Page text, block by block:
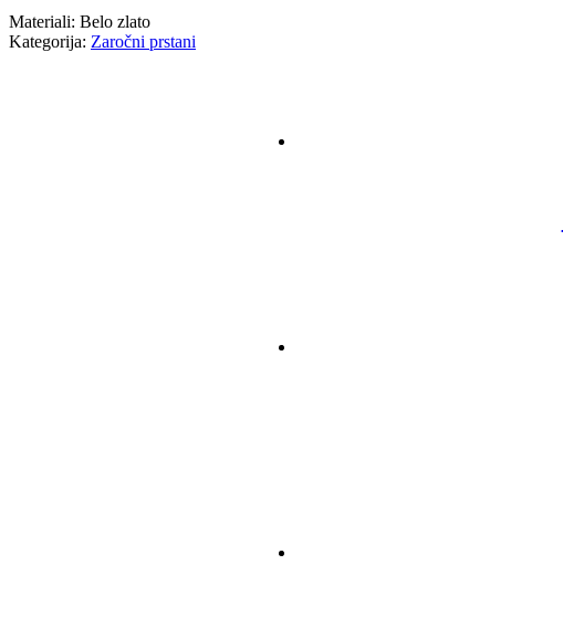
Materiali: Belo zlato
Kategorija: Zaročni prstani